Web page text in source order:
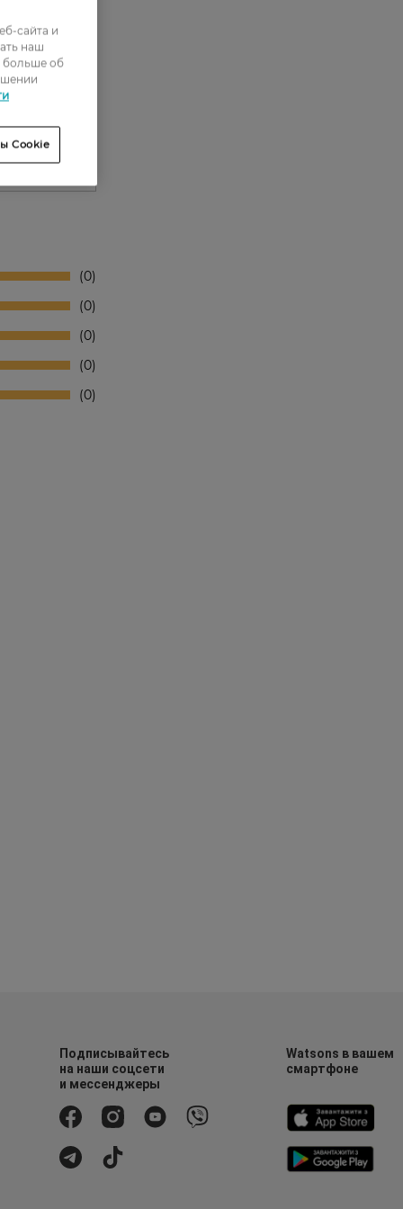
0
0
0
0
0
Подписывайтесь
на наши соцсети
и мессенджеры
Watsons в вашем
смартфоне
сайта и
наш
больше об
Cookie